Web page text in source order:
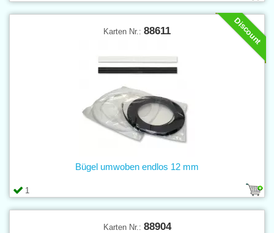
Discount
Karten Nr.: 88611
1
Bügel umwoben endlos 12 mm
Karten Nr.: 88904